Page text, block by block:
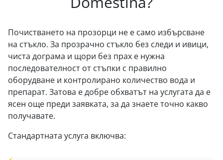
Почистването на прозорци не е само избърсване
на стъкло. За прозрачно стъкло без следи и ивици,
чиста дограма и щори без прах е нужна
последователност от стъпки с правилно
оборудване и контролирано количество вода и
препарат. Затова е добре обхватът на услугата да е
ясен още преди заявката, за да знаете точно какво
получавате.
Стандартната услуга включва: